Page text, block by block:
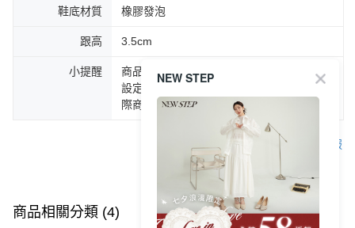
鞋底材質 橡膠發泡
跟高 3.5cm
小提醒
商品圖片顏色會因拍攝燈光環境或個人螢幕
設定不同，而造成部份色差現象，顏色以實
際商品為主。
客服
商品相關分類 (4) 查看全部
NEW STEP